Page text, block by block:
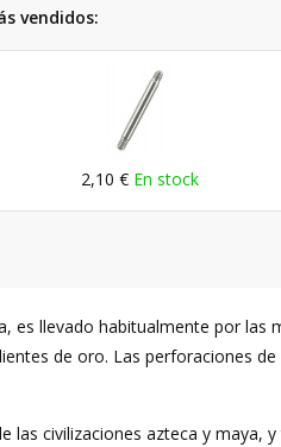
vendidos:
2,10 € En stock
es llevado habitualmente por las
de oro. Las perforaciones de
las civilizaciones azteca y maya,